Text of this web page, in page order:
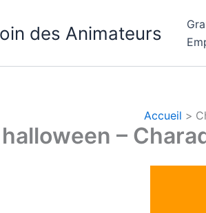
des Animateurs
Accueil
–